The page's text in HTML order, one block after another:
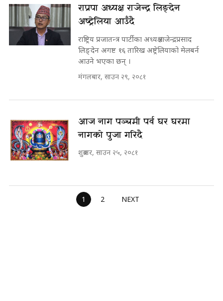
राप्रपा अध्यक्ष राजेन्द्र लिङ्देन
अष्ट्रेलिया आउँदै
राष्ट्रिय प्रजातन्त्र पार्टीका अध्यक्ष राजेन्द्रप्रसाद
लिङ्देन अगष्ट १६ तारिख अष्ट्रेलियाको मेलबर्न
आउने भएका छन् ।
मंगलबार, साउन २९, २०८१
आज नाग पञ्चमी पर्व घर घरमा
नागको पुजा गरिदै
शुक्रबार, साउन २५, २०८१
1 2 NEXT